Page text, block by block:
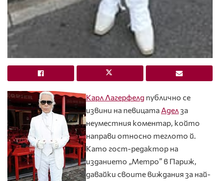
Карл Лагерфелд публично се
извини на певицата Адел за
неуместния коментар, който
направи относно теглото й.
Като гост-редактор на
изданието „Mетро” в Париж,
давайки своите виждания за най-